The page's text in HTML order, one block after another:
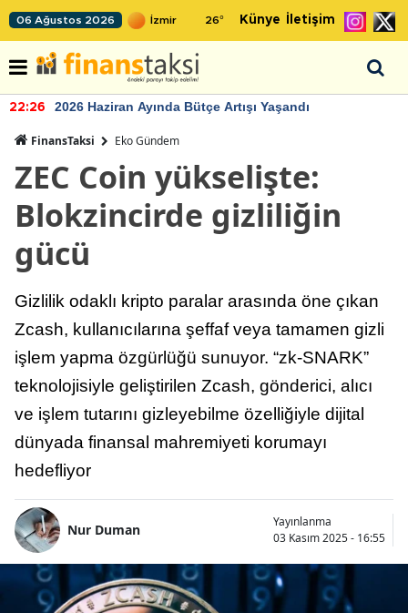
06 Ağustos 2026 26° Künye İletişim
22:26 2026 Haziran Ayında Bütçe Artışı Yaşandı
FinansTaksi Eko Gündem
ZEC Coin yükselişte:
Blokzincirde gizliliğin
gücü
Gizlilik odaklı kripto paralar arasında öne çıkan
Zcash, kullanıcılarına şeffaf veya tamamen gizli
işlem yapma özgürlüğü sunuyor. “zk-SNARK”
teknolojisiyle geliştirilen Zcash, gönderici, alıcı
ve işlem tutarını gizleyebilme özelliğiyle dijital
dünyada finansal mahremiyeti korumayı
hedefliyor
Nur Duman
Yayınlanma
03 Kasım 2025 - 16:55